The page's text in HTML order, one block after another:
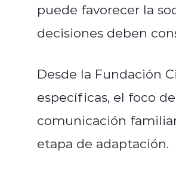
puede favorecer la
decisiones deben
Desde la Fundación
específicas, el foco
comunicación
etapa de adaptación.